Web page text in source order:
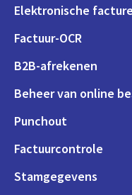
Elektronische
Factuur-OCR
B2B-afrekenen
Beheer van online
Punchout
Factuurcontrole
Stamgegevens